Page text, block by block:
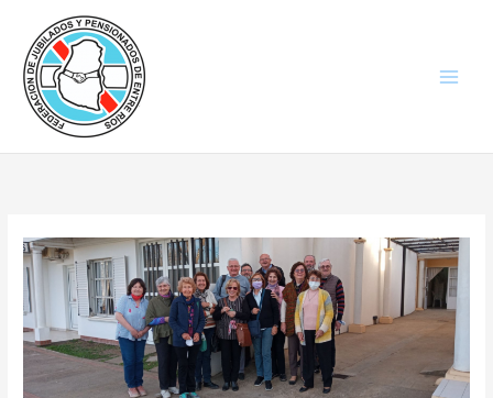
contenido